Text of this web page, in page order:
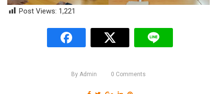
Post Views: 1,221
By Admin 0 Comments